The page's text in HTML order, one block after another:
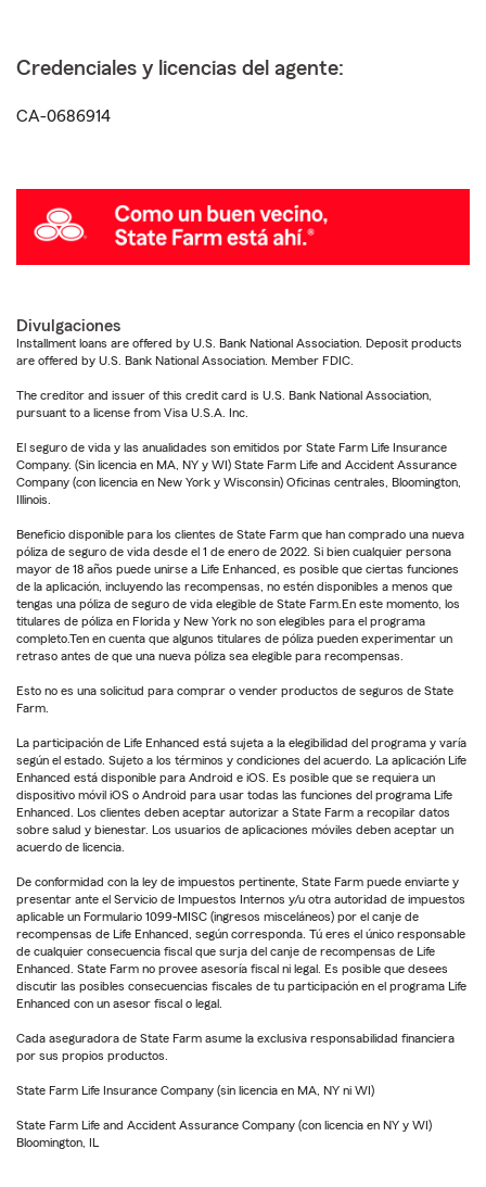
Credenciales y licencias del agente:
CA-0686914
Divulgaciones
Installment loans are offered by U.S. Bank National Association. Deposit products
are offered by U.S. Bank National Association. Member FDIC.
The creditor and issuer of this credit card is U.S. Bank National Association,
pursuant to a license from Visa U.S.A. Inc.
El seguro de vida y las anualidades son emitidos por State Farm Life Insurance
Company. (Sin licencia en MA, NY y WI) State Farm Life and Accident Assurance
Company (con licencia en New York y Wisconsin) Oficinas centrales, Bloomington,
Illinois.
Beneficio disponible para los clientes de State Farm que han comprado una nueva
póliza de seguro de vida desde el 1 de enero de 2022. Si bien cualquier persona
mayor de 18 años puede unirse a Life Enhanced, es posible que ciertas funciones
de la aplicación, incluyendo las recompensas, no estén disponibles a menos que
tengas una póliza de seguro de vida elegible de State Farm.En este momento, los
titulares de póliza en Florida y New York no son elegibles para el programa
completo.Ten en cuenta que algunos titulares de póliza pueden experimentar un
retraso antes de que una nueva póliza sea elegible para recompensas.
Esto no es una solicitud para comprar o vender productos de seguros de State
Farm.
La participación de Life Enhanced está sujeta a la elegibilidad del programa y varía
según el estado. Sujeto a los términos y condiciones del acuerdo. La aplicación Life
Enhanced está disponible para Android e iOS. Es posible que se requiera un
dispositivo móvil iOS o Android para usar todas las funciones del programa Life
Enhanced. Los clientes deben aceptar autorizar a State Farm a recopilar datos
sobre salud y bienestar. Los usuarios de aplicaciones móviles deben aceptar un
acuerdo de licencia.
De conformidad con la ley de impuestos pertinente, State Farm puede enviarte y
presentar ante el Servicio de Impuestos Internos y/u otra autoridad de impuestos
aplicable un Formulario 1099-MISC (ingresos misceláneos) por el canje de
recompensas de Life Enhanced, según corresponda. Tú eres el único responsable
de cualquier consecuencia fiscal que surja del canje de recompensas de Life
Enhanced. State Farm no provee asesoría fiscal ni legal. Es posible que desees
discutir las posibles consecuencias fiscales de tu participación en el programa Life
Enhanced con un asesor fiscal o legal.
Cada aseguradora de State Farm asume la exclusiva responsabilidad financiera
por sus propios productos.
State Farm Life Insurance Company (sin licencia en MA, NY ni WI)
State Farm Life and Accident Assurance Company (con licencia en NY y WI)
Bloomington, IL